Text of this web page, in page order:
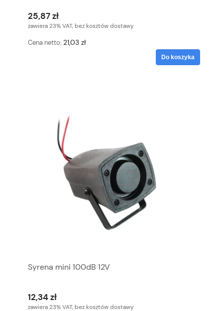
25,87 zł
zawiera 23% VAT, bez kosztów dostawy
Cena netto: 21,03 zł
Do koszyka
Syrena mini 100dB 12V
12,34 zł
zawiera 23% VAT, bez kosztów dostawy